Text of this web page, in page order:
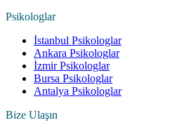
Psikologlar
İstanbul Psikologlar
Ankara Psikologlar
İzmir Psikologlar
Bursa Psikologlar
Antalya Psikologlar
Bize Ulaşın